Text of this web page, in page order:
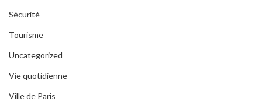
Sécurité
Tourisme
Uncategorized
Vie quotidienne
Ville de Paris